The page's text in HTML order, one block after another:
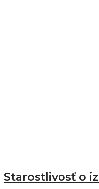
Starostlivosť o